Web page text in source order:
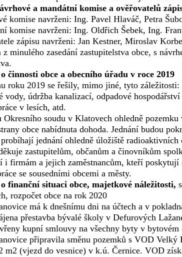
a mandátní komise a ověřovatelů
komise navrženi: Ing. Pavel Hlaváč, Petra
komise navrženi: Ing. Oldřich Šebek, Ing.
zápisu navrženi: Jan Kestner, Miroslav
z minulého zasedání zastupitelstva obce, s
činnosti obce a obecního úřadu v roce 2019
roku 2019 se řešily, mimo jiné, tyto
vody, údržba kanalizací, odpadové
v lesích, atd.
Okresního soudu v Klatovech ohledně
obce nabídnuta dohoda. Jednání budou
jednání ohledně úložiště radioaktivních
zastupitelům, občanům a činovníkům
i firmám a jejich zaměstnancům, kteří
se sousedními obcemi a městy.
finanční situaci obce, majetkové náležitosti,
rozpočet obce na rok 2020
má k dnešnímu dni na účtech a v
přestavba bývalé školy v Defurových
kupní smlouvy na všechny byty v bytovém
připravila směnu pozemků s VOD
m2 (vjezd do vesnice) v k.ú. Černice. VOD